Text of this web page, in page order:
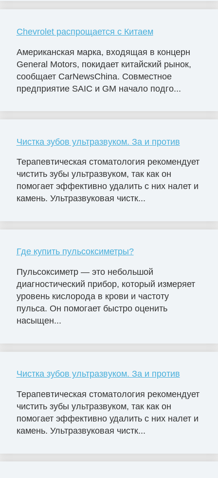
Chevrolet распрощается с Китаем
Американская марка, входящая в концерн
General Motors, покидает китайский рынок,
сообщает CarNewsChina. Совместное
предприятие SAIC и GM начало подго...
Чистка зубов ультразвуком. За и против
Терапевтическая стоматология рекомендует
чистить зубы ультразвуком, так как он
помогает эффективно удалить с них налет и
камень. Ультразвуковая чистк...
Где купить пульсоксиметры?
Пульсоксиметр — это небольшой
диагностический прибор, который измеряет
уровень кислорода в крови и частоту
пульса. Он помогает быстро оценить
насыщен...
Чистка зубов ультразвуком. За и против
Терапевтическая стоматология рекомендует
чистить зубы ультразвуком, так как он
помогает эффективно удалить с них налет и
камень. Ультразвуковая чистк...